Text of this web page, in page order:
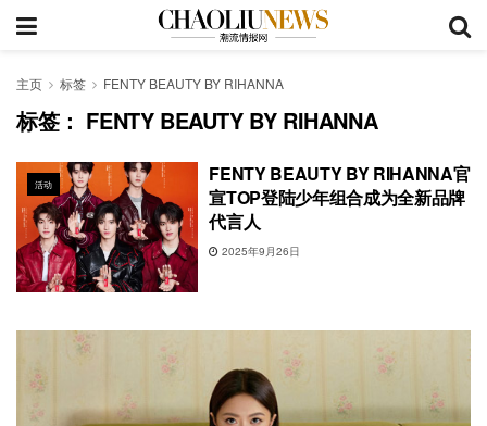
主页 标签 FENTY BEAUTY BY RIHANNA
标签： FENTY BEAUTY BY RIHANNA
活动
FENTY BEAUTY BY RIHANNA官
宣TOP登陆少年组合成为全新品牌
代言人
2025年9月26日